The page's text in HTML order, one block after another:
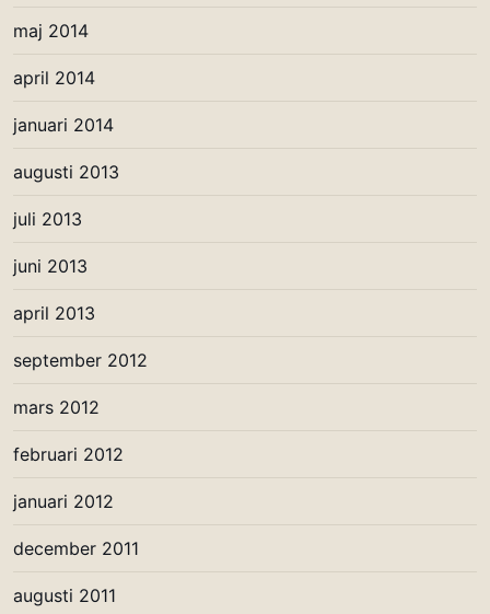
maj 2014
april 2014
januari 2014
augusti 2013
juli 2013
juni 2013
april 2013
september 2012
mars 2012
februari 2012
januari 2012
december 2011
augusti 2011